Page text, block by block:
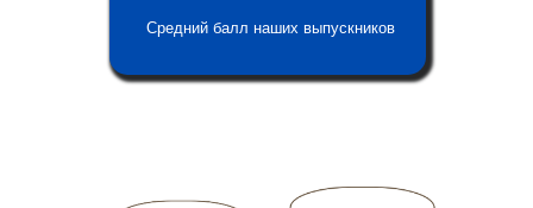
Средний балл наших выпускников